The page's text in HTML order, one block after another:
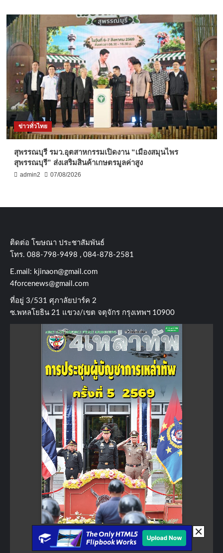
ข่าวทั่วไทย
สุพรรณบุรี รมว.อุตสาหกรรมเปิดงาน “เมืองสมุนไพร
สุพรรณบุรี” ส่งเสริมสินค้าเกษตรมูลค่าสูง
admin2 07/08/2026
ติดต่อ​ โฆษณา​ ประชาสัมพันธ์
โทร​. 088-798-9498 , 084-878-2581
E.mail: kjinaon@gmail.com
4forcenews@gmail.com
ที่อยู่​ 3/531​ ศุภาลัยปาร์ค​ 2
ซ.พหลโยธิน​ 21​ แขวง/เขต​ จตุจักร​ กรุงเทพฯ 10900